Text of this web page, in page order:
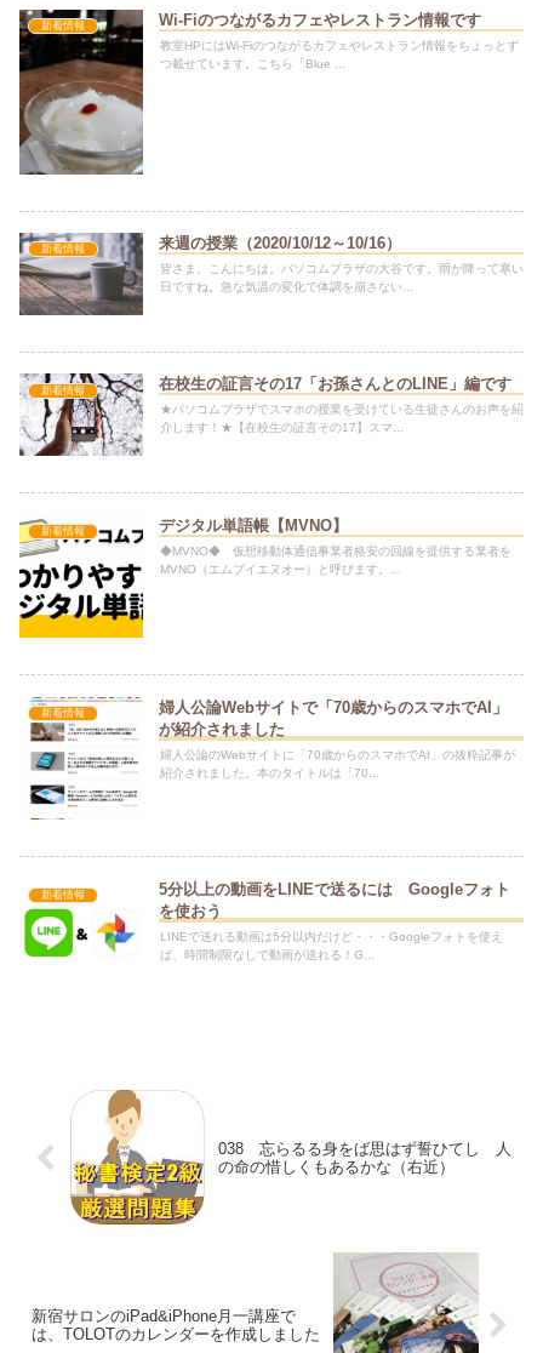
新着情報 Wi-Fiのつながるカフェやレストラン情報です
教室HPにはWi-Fiのつながるカフェやレストラン情報をちょっとず
つ載せています。こちら「Blue ...
新着情報 来週の授業（2020/10/12～10/16）
皆さま、こんにちは。パソコムプラザの大谷です。雨が降って寒い
日ですね。急な気温の変化で体調を崩さない...
新着情報 在校生の証言その17「お孫さんとのLINE」編です
★パソコムプラザでスマホの授業を受けている生徒さんのお声を紹
介します！★【在校生の証言その17】スマ...
新着情報 デジタル単語帳【MVNO】
◆MVNO◆ 仮想移動体通信事業者格安の回線を提供する業者を
MVNO（エムブイエヌオー）と呼びます。...
新着情報
婦人公論Webサイトで「70歳からのスマホでAI」
が紹介されました
婦人公論のWebサイトに「70歳からのスマホでAI」の抜粋記事が
紹介されました。本のタイトルは「70...
新着情報
5分以上の動画をLINEで送るには Googleフォト
を使おう
LINEで送れる動画は5分以内だけど・・・Googleフォトを使え
ば、時間制限なしで動画が送れる！G...
038 忘らるる身をば思はず誓ひてし 人
の命の惜しくもあるかな（右近）
新宿サロンのiPad&iPhone月一講座で
は、TOLOTのカレンダーを作成しました